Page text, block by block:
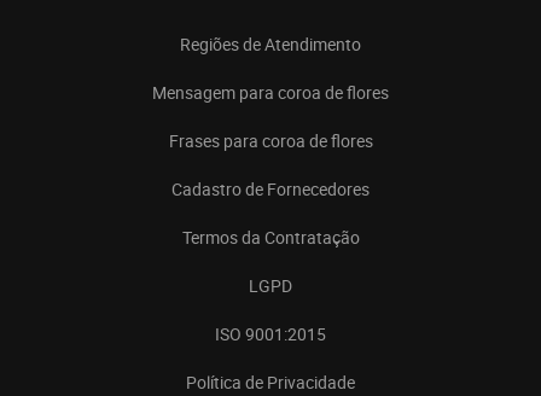
Regiões de Atendimento
Mensagem para coroa de flores
Frases para coroa de flores
Cadastro de Fornecedores
Termos da Contratação
LGPD
ISO 9001:2015
Política de Privacidade